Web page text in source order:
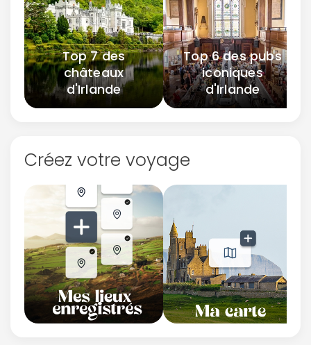
Top 7 des
châteaux
d'Irlande
Top 6 des pubs
iconiques
d'Irlande
Créez votre voyage